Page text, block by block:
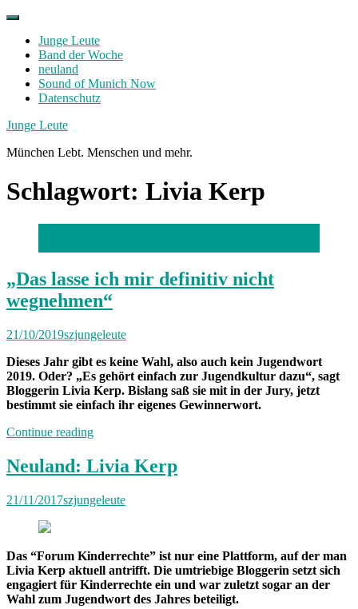
Skip
contentJunge Leute
Band der Woche
neuland
Sound of Munich Now
Datenschutz
Facebook
Twitter
Instagram
Junge Leute
München Lebt. Menschen und mehr.
Schlagwort: Livia Kerp
„Das lasse ich mir definitiv nicht
wegnehmen“
21/10/2019szjungeleute
Dieses Jahr gibt es keine Wahl, also auch kein Jugendwort
2019. Oder? „Es gehört einfach zur Jugendkultur dazu“, sagt
Bloggerin Livia Kerp. Bislang saß sie mit in der Jury, jetzt
bestimmt sie einfach ihr eigenes Gewinnerwort.
Continue reading„„Das
ich
mir
nicht
Neuland: Livia Kerp
21/11/2017szjungeleute
Das “Forum Kinderrechte” ist nur eine Plattform, auf der man
Livia Kerp aktuell antrifft. Die umtriebige Bloggerin setzt sich
engagiert für Kinderrechte ein und war zuletzt sogar an der
Wahl zum Jugendwort des Jahres beteiligt.